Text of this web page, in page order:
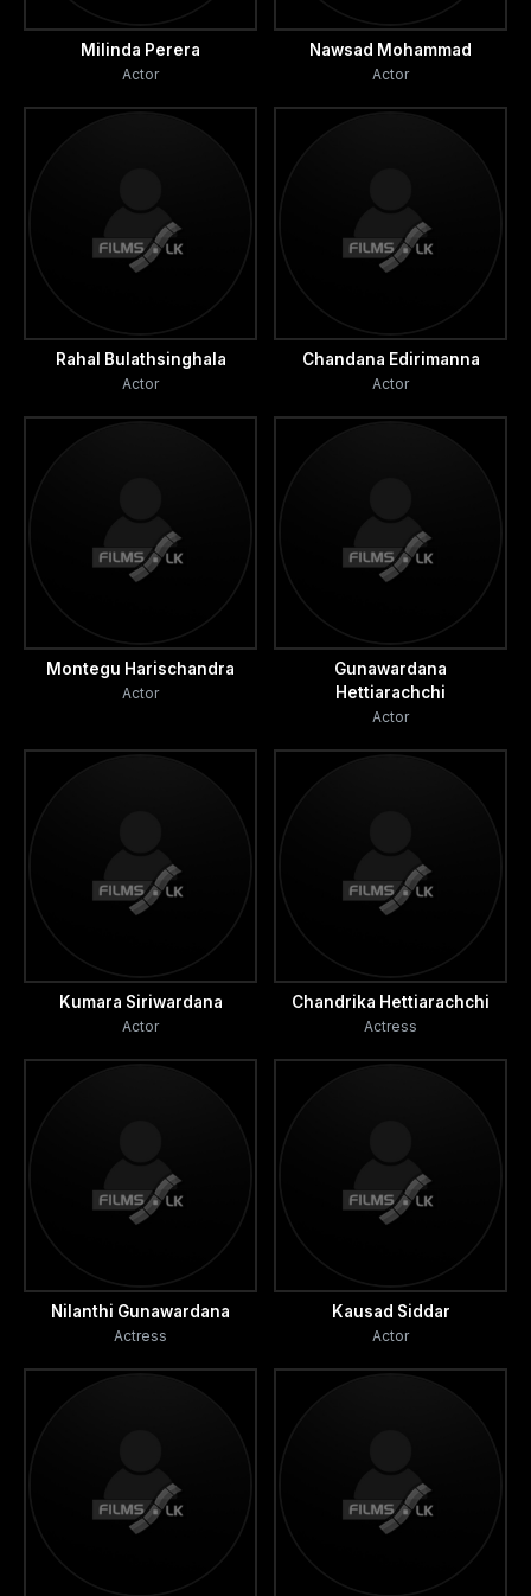
Milinda Perera
Actor
Nawsad Mohammad
Actor
Rahal Bulathsinghala
Actor
Chandana Edirimanna
Actor
Montegu Harischandra
Actor
Gunawardana
Hettiarachchi
Actor
Kumara Siriwardana
Actor
Chandrika Hettiarachchi
Actress
Nilanthi Gunawardana
Actress
Kausad Siddar
Actor